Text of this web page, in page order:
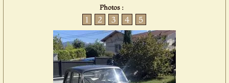
Photos :
1 2 3 4 5